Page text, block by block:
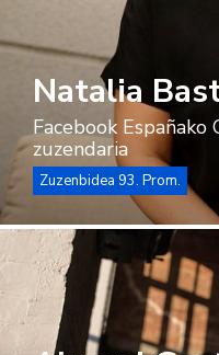
Natalia
Facebook
zuzendaria
Zuzenbidea 93. Prom.